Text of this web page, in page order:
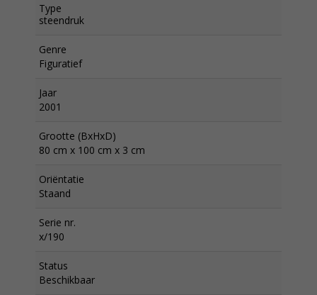
Type
steendruk
Genre
Figuratief
Jaar
2001
Grootte (BxHxD)
80 cm x 100 cm x 3 cm
Oriëntatie
Staand
Serie nr.
x/190
Status
Beschikbaar